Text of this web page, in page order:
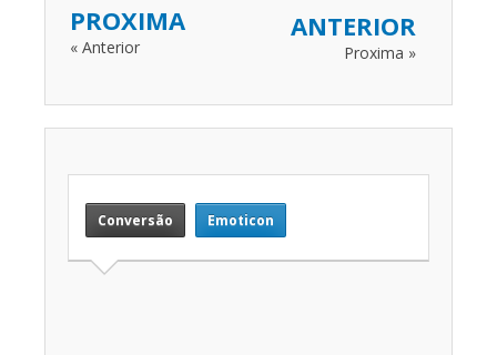
PROXIMA
« Anterior
ANTERIOR
Proxima »
Conversão Emoticon